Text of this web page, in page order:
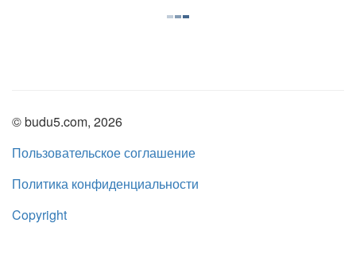
© budu5.com, 2026
Пользовательское соглашение
Политика конфиденциальности
Copyright